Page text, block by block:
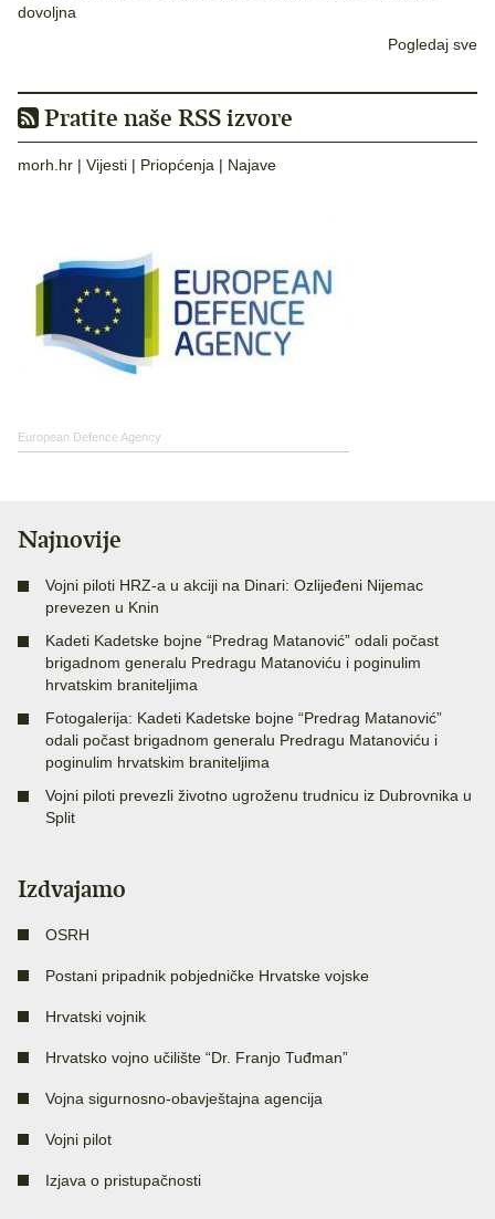
dovoljna
Pogledaj sve
Pratite naše RSS izvore
morh.hr | Vijesti | Priopćenja | Najave
European Defence Agency
Najnovije
Vojni piloti HRZ-a u akciji na Dinari: Ozlijeđeni Nijemac
prevezen u Knin
Kadeti Kadetske bojne “Predrag Matanović” odali počast
brigadnom generalu Predragu Matanoviću i poginulim
hrvatskim braniteljima
Fotogalerija: Kadeti Kadetske bojne “Predrag Matanović”
odali počast brigadnom generalu Predragu Matanoviću i
poginulim hrvatskim braniteljima
Vojni piloti prevezli životno ugroženu trudnicu iz Dubrovnika u
Split
Izdvajamo
OSRH
Postani pripadnik pobjedničke Hrvatske vojske
Hrvatski vojnik
Hrvatsko vojno učilište “Dr. Franjo Tuđman”
Vojna sigurnosno-obavještajna agencija
Vojni pilot
Izjava o pristupačnosti